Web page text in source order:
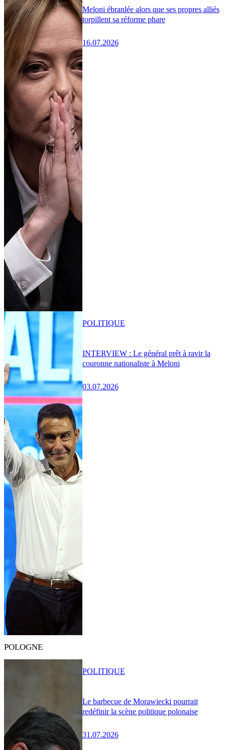
Meloni ébranlée alors que ses propres alliés
torpillent sa réforme phare
16.07.2026
INTERVIEW : Le général prêt à ravir la
couronne nationaliste à Meloni
03.07.2026
POLITIQUE
POLOGNE
Le barbecue de Morawiecki pourrait
redéfinir la scène politique polonaise
31.07.2026
POLITIQUE